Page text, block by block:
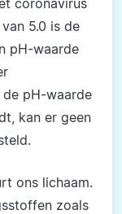
5.0 is de
pH-waarde
pH-waarde
kan er geen
ons lichaam.
zoals